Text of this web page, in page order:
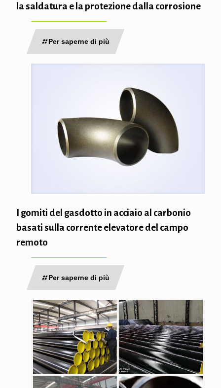
la saldatura e la protezione dalla corrosione
Per saperne di più
I gomiti del gasdotto in acciaio al carbonio
basati sulla corrente elevatore del campo
remoto
Per saperne di più